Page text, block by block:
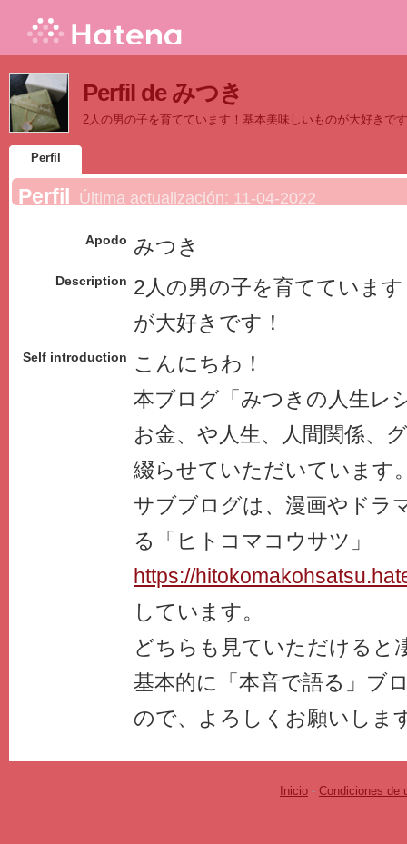
Perfil de みつき
2人の男の子を育てています！基本美味しいものが大好きで
Perfil
Perfil Última actualización: 11-04-2022
Apodo みつき
Description 2人の男の子を育てていま
が大好きです！
Self introduction
こんにちわ！
本ブログ「みつきの人生レ
お金、や人生、人間関係、
綴らせていただいています
サブブログは、漫画やドラ
る「ヒトコマコウサツ」
https://
しています。
どちらも見ていただけると
基本的に「本音で語る」ブ
ので、よろしくお願いしま
Inicio - Condiciones de